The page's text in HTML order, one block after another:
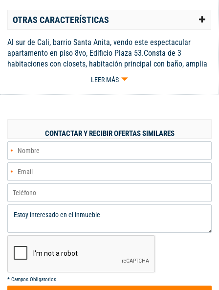
OTRAS CARACTERÍSTICAS
Al sur de Cali, barrio Santa Anita, vendo este espectacular
apartamento en piso 8vo, Edificio Plaza 53.Consta de 3
habitaciones con closets, habitación principal con baño, amplia
sala comedor, cocina integra, baño social, zona de oficios,
dispone de 2 parqueaderos propios y 1 deposito.El edificio de
comerciales.
LEER MÁS
CONTACTAR Y RECIBIR OFERTAS SIMILARES
* Campos Obligatorios